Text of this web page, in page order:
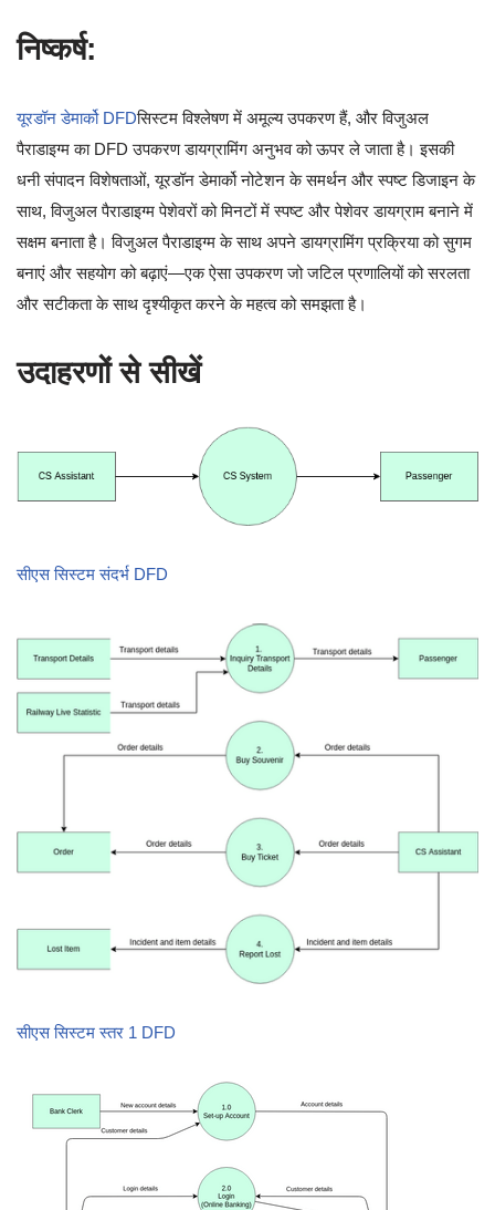
निष्कर्ष:
यूरडॉन डेमार्को DFDसिस्टम विश्लेषण में अमूल्य उपकरण हैं, और विजुअल
पैराडाइग्म का DFD उपकरण डायग्रामिंग अनुभव को ऊपर ले जाता है। इसकी
धनी संपादन विशेषताओं, यूरडॉन डेमार्को नोटेशन के समर्थन और स्पष्ट डिजाइन के
साथ, विजुअल पैराडाइग्म पेशेवरों को मिनटों में स्पष्ट और पेशेवर डायग्राम बनाने में
सक्षम बनाता है। विजुअल पैराडाइग्म के साथ अपने डायग्रामिंग प्रक्रिया को सुगम
बनाएं और सहयोग को बढ़ाएं—एक ऐसा उपकरण जो जटिल प्रणालियों को सरलता
और सटीकता के साथ दृश्यीकृत करने के महत्व को समझता है।
उदाहरणों से सीखें
सीएस सिस्टम संदर्भ DFD
सीएस सिस्टम स्तर 1 DFD